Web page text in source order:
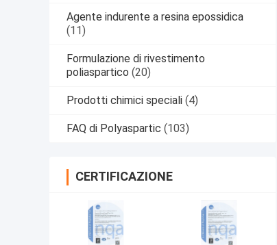
Agente indurente a resina epossidica
(11)
Formulazione di rivestimento
poliaspartico (20)
Prodotti chimici speciali (4)
FAQ di Polyaspartic (103)
CERTIFICAZIONE